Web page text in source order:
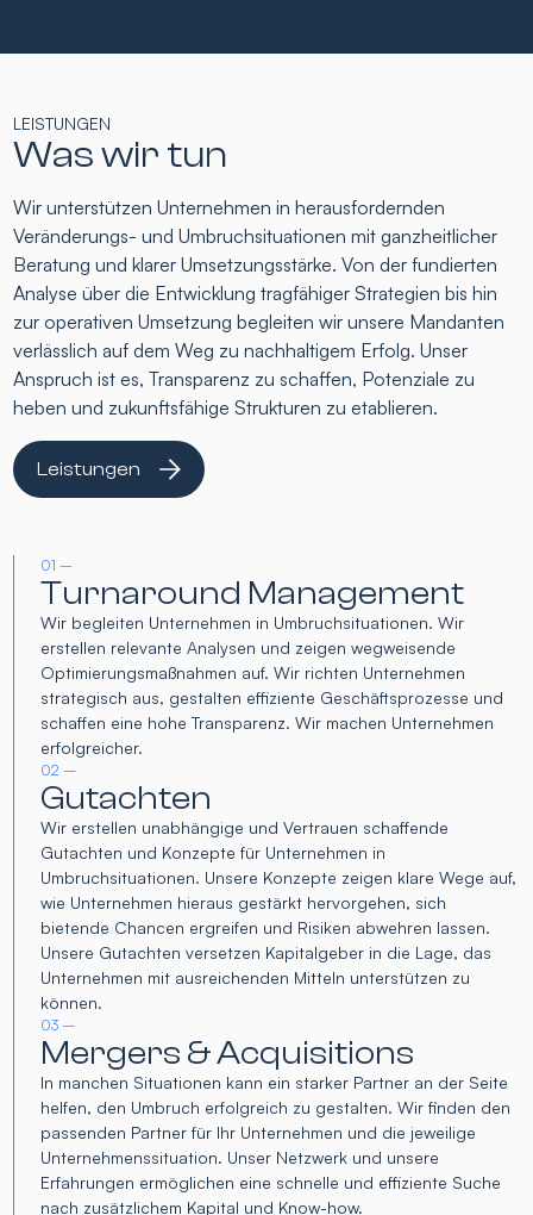
LEISTUNGEN
Was wir tun
Wir unterstützen Unternehmen in herausfordernden
Veränderungs- und Umbruchsituationen mit ganzheitlicher
Beratung und klarer Umsetzungsstärke. Von der fundierten
Analyse über die Entwicklung tragfähiger Strategien bis hin
zur operativen Umsetzung begleiten wir unsere Mandanten
verlässlich auf dem Weg zu nachhaltigem Erfolg. Unser
Anspruch ist es, Transparenz zu schaffen, Potenziale zu
heben und zukunftsfähige Strukturen zu etablieren.
Leistungen
01 –
Turnaround Management
Wir begleiten Unternehmen in Umbruchsituationen. Wir
erstellen relevante Analysen und zeigen wegweisende
Optimierungsmaßnahmen auf. Wir richten Unternehmen
strategisch aus, gestalten effiziente Geschäftsprozesse und
schaffen eine hohe Transparenz. Wir machen Unternehmen
erfolgreicher.
02 –
Gutachten
Wir erstellen unabhängige und Vertrauen schaffende
Gutachten und Konzepte für Unternehmen in
Umbruchsituationen. Unsere Konzepte zeigen klare Wege auf,
wie Unternehmen hieraus gestärkt hervorgehen, sich
bietende Chancen ergreifen und Risiken abwehren lassen.
Unsere Gutachten versetzen Kapitalgeber in die Lage, das
Unternehmen mit ausreichenden Mitteln unterstützen zu
können.
03 –
Mergers & Acquisitions
In manchen Situationen kann ein starker Partner an der Seite
helfen, den Umbruch erfolgreich zu gestalten. Wir finden den
passenden Partner für Ihr Unternehmen und die jeweilige
Unternehmenssituation. Unser Netzwerk und unsere
Erfahrungen ermöglichen eine schnelle und effiziente Suche
nach zusätzlichem Kapital und Know-how.